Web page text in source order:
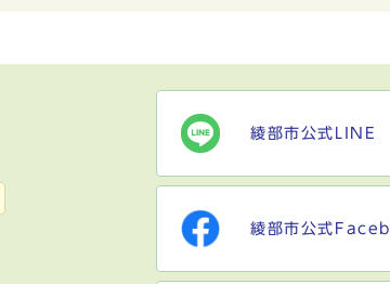
綾部市公式LINE
綾部市公式